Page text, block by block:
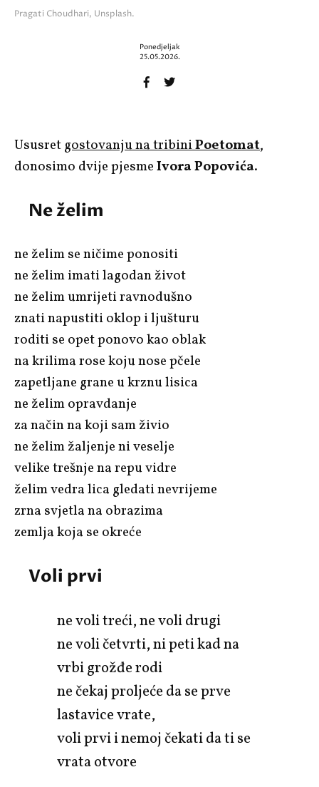
Pragati Choudhari, Unsplash.
Ponedjeljak
25.05.2026.
Ususretgostovanju na tribiniPoetomat,
donosimo dvije pjesmeIvora Popovića.
Ne želim
ne želim se ničime ponositi
ne želim imati lagodan život
ne želim umrijeti ravnodušno
znati napustiti oklop i ljušturu
roditi se opet ponovo kao oblak
na krilima rose koju nose pčele
zapetljane grane u krznu lisica
ne želim opravdanje
za način na koji sam živio
ne želim žaljenje ni veselje
velike trešnje na repu vidre
želim vedra lica gledati nevrijeme
zrna svjetla na obrazima
zemlja koja se okreće
Voli prvi
ne voli treći, ne voli drugi
ne voli četvrti, ni peti kad na
vrbi grožđe rodi
ne čekaj proljeće da se prve
lastavice vrate,
voli prvi i nemoj čekati da ti se
vrata otvore